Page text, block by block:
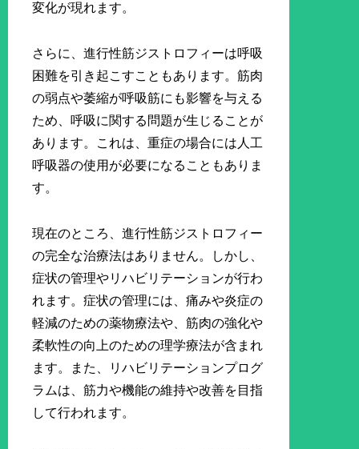
変化が現れます。
さらに、進行性筋ジストロフィーは呼吸
困難を引き起こすこともあります。筋肉
の弱点や萎縮が呼吸筋にも影響を与える
ため、呼吸に関する問題が生じることが
あります。これは、重症の場合には人工
呼吸器の使用が必要になることもありま
す。
現在のところ、進行性筋ジストロフィー
の完全な治療法はありません。しかし、
症状の管理やリハビリテーションが行わ
れます。症状の管理には、痛みや炎症の
軽減のための薬物療法や、筋肉の強化や
柔軟性の向上のための理学療法が含まれ
ます。また、リハビリテーションプログ
ラムは、筋力や機能の維持や改善を目指
して行われます。